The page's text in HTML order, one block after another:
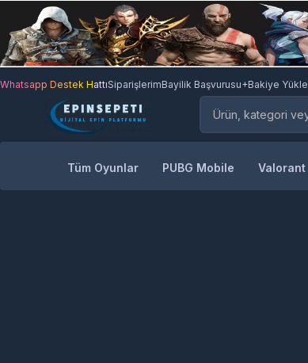
Whatsapp Destek HattıSiparişlerimBayilik Başvurusu+Bakiye Yükle
Tüm Oyunlar PUBG Mobile Valorant